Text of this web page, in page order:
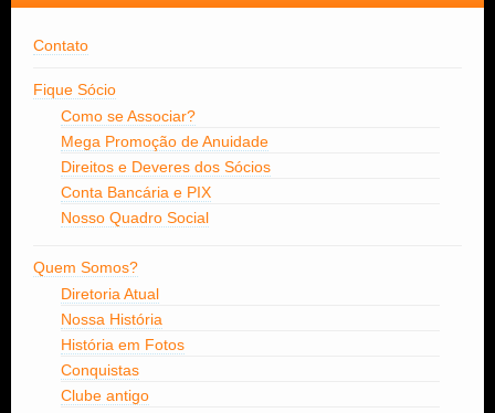
Contato
Fique Sócio
Como se Associar?
Mega Promoção de Anuidade
Direitos e Deveres dos Sócios
Conta Bancária e PIX
Nosso Quadro Social
Quem Somos?
Diretoria Atual
Nossa História
História em Fotos
Conquistas
Clube antigo